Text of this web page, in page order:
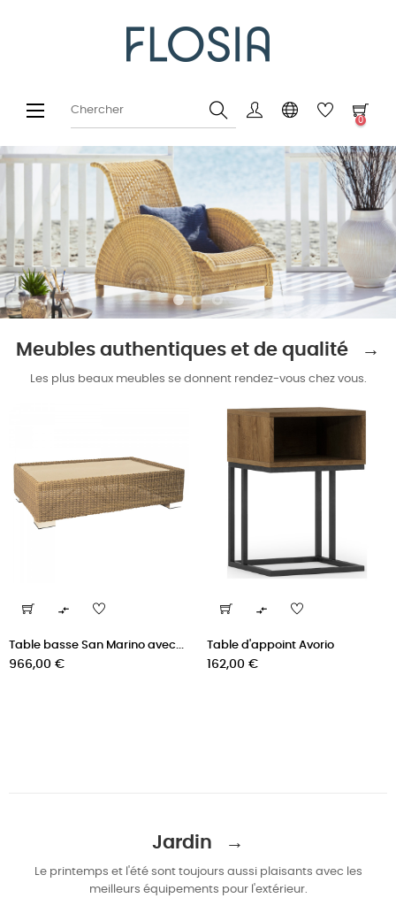
Basculer
navigation
☰
0
Meubles authentiques et de qualité →
Les plus beaux meubles se donnent rendez-vous chez vous.

Table basse San Marino avec...
Prix
966,00 €

Table d'appoint Avorio
Prix
162,00 €
Jardin →
Le printemps et l'été sont toujours aussi plaisants avec les
meilleurs équipements pour l'extérieur.